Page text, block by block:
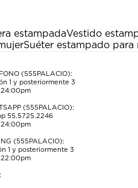
envío.
estampadaVestido
Suéter estampado para
(555PALACIO):
1 y posteriormente 3
24:00pm
(555PALACIO):
55.5725.2246
24:00pm
(555PALACIO):
1 y posteriormente 3
22:00pm